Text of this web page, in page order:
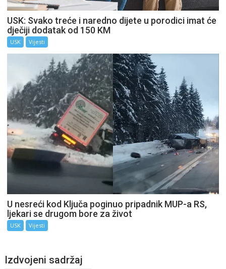
USK: Svako treće i naredno dijete u porodici imat će
dječiji dodatak od 150 KM
USK Vijesti
U nesreći kod Ključa poginuo pripadnik MUP-a RS,
ljekari se drugom bore za život
USK Vijesti
Izdvojeni sadržaj